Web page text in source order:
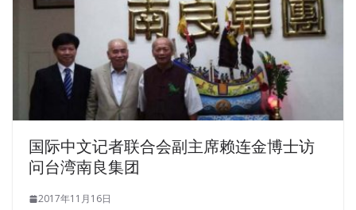
国际中文记者联合会副主席赖连金博士访
问台湾南良集团
2017年11月16日